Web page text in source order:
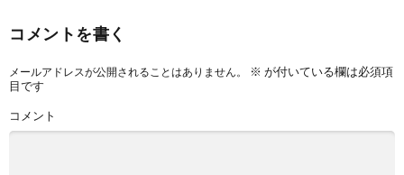
コメントを書く
メールアドレスが公開されることはありません。 ※ が付いている欄は必須項
目です
コメント